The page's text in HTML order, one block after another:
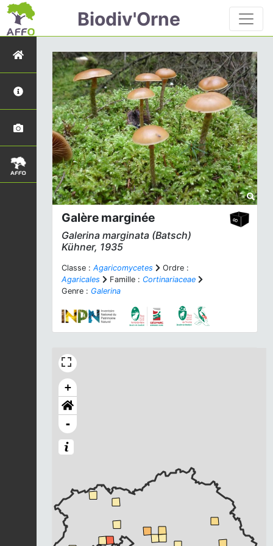
Biodiv'Orne
Galère marginée
Galerina marginata (Batsch)
Kühner, 1935
Classe : Agaricomycetes
Ordre :
Agaricales
Famille : Cortinariaceae
Genre : Galerina
+
-